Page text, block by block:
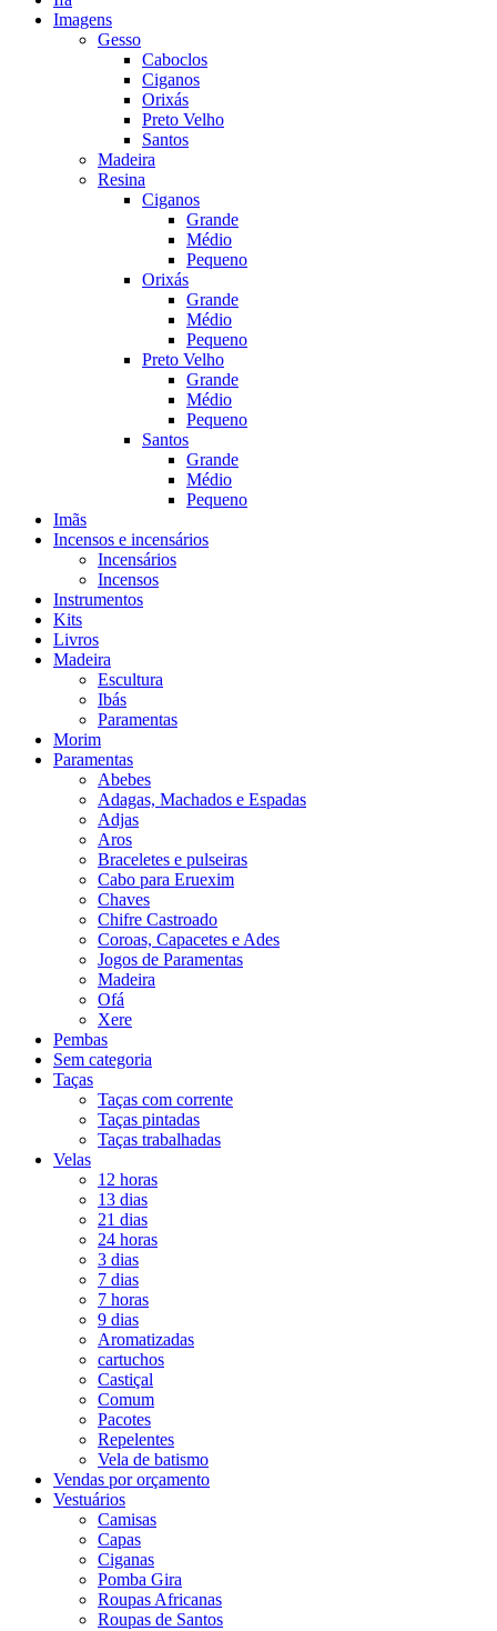
Imagens
Gesso
Caboclos
Ciganos
Orixás
Preto Velho
Santos
Madeira
Resina
Ciganos
Grande
Médio
Pequeno
Orixás
Grande
Médio
Pequeno
Preto Velho
Grande
Médio
Pequeno
Santos
Grande
Médio
Pequeno
Imãs
Incensos e incensários
Incensários
Incensos
Instrumentos
Kits
Livros
Madeira
Escultura
Ibás
Paramentas
Morim
Paramentas
Abebes
Adagas, Machados e Espadas
Adjas
Aros
Braceletes e pulseiras
Cabo para Eruexim
Chaves
Chifre Castroado
Coroas, Capacetes e Ades
Jogos de Paramentas
Madeira
Ofá
Xere
Pembas
Sem categoria
Taças
Taças com corrente
Taças pintadas
Taças trabalhadas
Velas
12 horas
13 dias
21 dias
24 horas
3 dias
7 dias
7 horas
9 dias
Aromatizadas
cartuchos
Castiçal
Comum
Pacotes
Repelentes
Vela de batismo
Vendas por orçamento
Vestuários
Camisas
Capas
Ciganas
Pomba Gira
Roupas Africanas
Roupas de Santos